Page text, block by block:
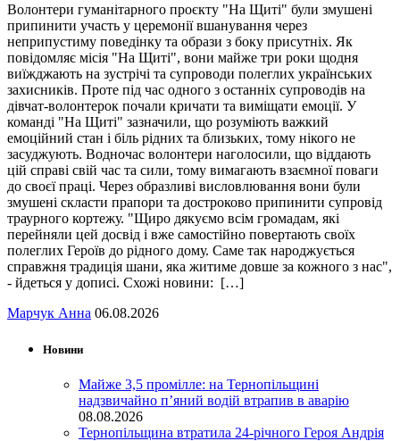
Волонтери гуманітарного проєкту "На Щиті" були змушені
припинити участь у церемонії вшанування через
неприпустиму поведінку та образи з боку присутніх. Як
повідомляє місія "На Щиті", вони майже три роки щодня
виїжджають на зустрічі та супроводи полеглих українських
захисників. Проте під час одного з останніх супроводів на
дівчат-волонтерок почали кричати та виміщати емоції. У
команді "На Щиті" зазначили, що розуміють важкий
емоційний стан і біль рідних та близьких, тому нікого не
засуджують. Водночас волонтери наголосили, що віддають
цій справі свій час та сили, тому вимагають взаємної поваги
до своєї праці. Через образливі висловлювання вони були
змушені скласти прапори та достроково припинити супровід
траурного кортежу. "Щиро дякуємо всім громадам, які
перейняли цей досвід і вже самостійно повертають своїх
полеглих Героїв до рідного дому. Саме так народжується
справжня традиція шани, яка житиме довше за кожного з нас",
- йдеться у дописі. Схожі новини: […]
Марчук Анна 06.08.2026
Новини
Майже 3,5 промілле: на Тернопільщині
надзвичайно п’яний водій втрапив в аварію
08.08.2026
Тернопільщина втратила 24-річного Героя Андрія